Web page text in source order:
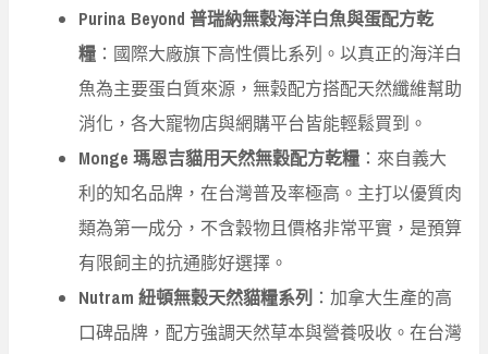
Purina Beyond 普瑞納無穀海洋白魚與蛋配方乾
糧 ：國際大廠旗下高性價比系列。以真正的海洋白
魚為主要蛋白質來源，無穀配方搭配天然纖維幫助
消化，各大寵物店與網購平台皆能輕鬆買到。
Monge 瑪恩吉貓用天然無穀配方乾糧 ：來自義大
利的知名品牌，在台灣普及率極高。主打以優質肉
類為第一成分，不含穀物且價格非常平實，是預算
有限飼主的抗通膨好選擇。
Nutram 紐頓無穀天然貓糧系列 ：加拿大生產的高
口碑品牌，配方強調天然草本與營養吸收。在台灣